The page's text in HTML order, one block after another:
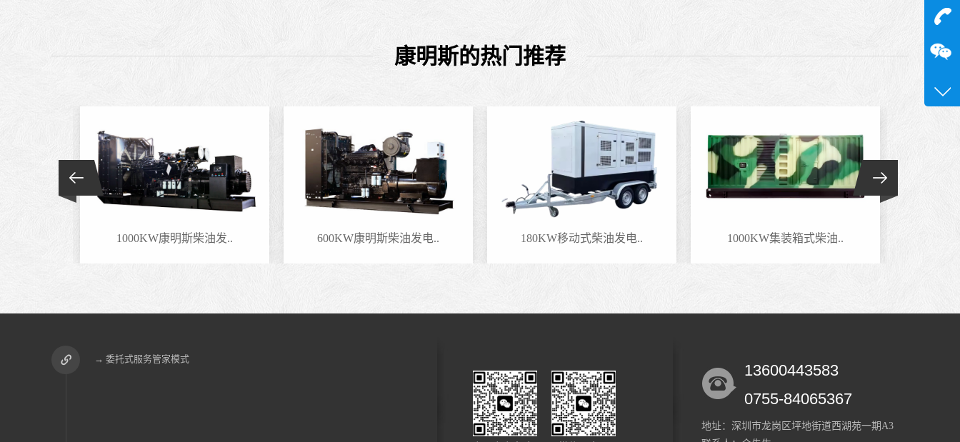
康明斯的热门推荐
1000KW康明斯柴油发.. 600KW康明斯柴油发电.. 180KW移动式柴油发电.. 1000KW集装箱式柴油..
→ 委托式服务管家模式
13600443583
0755-84065367
地址：深圳市龙岗区坪地街道西湖苑一期A3
在
咨询